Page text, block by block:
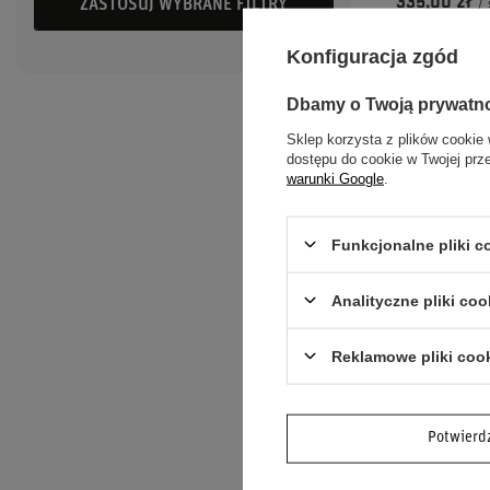
ZASTOSUJ WYBRANE FILTRY /
MOCOWANIE
470,00 zł /
Konfiguracja zgód
Dbamy o Twoją
Sklep korzysta z plików cookie
dostępu do cookie w Twojej
warunki Google
Funkcjonalne pliki
Analityczne pliki
Reklamowe pliki